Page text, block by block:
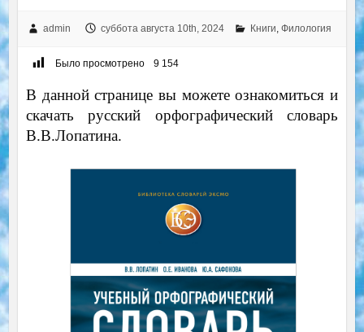
admin суббота августа 10th, 2024 Книги, Филология
Было просмотрено 9 154
В данной странице вы можете ознакомиться и
скачать русский орфографический словарь
В.В.Лопатина.